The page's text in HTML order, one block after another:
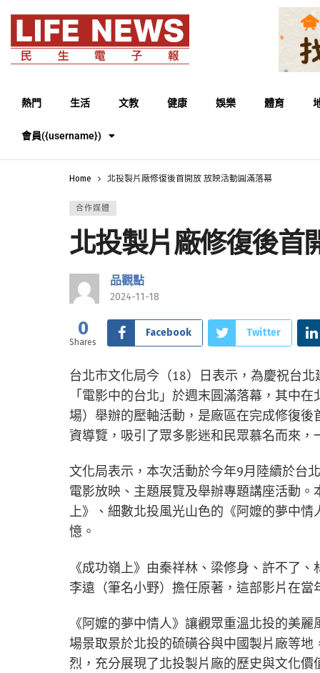
熱門 生活 文教 健康 娛樂 體育
會員({username})
Home 北投製片廠修復後首開放 放映活動圓滿落幕
合作媒體
北投製片廠修復後首
品觀點
2024-11-18
0
Shares
Facebook Twitter
台北市文化局今（18）日表示，為慶祝台
「電影中的台北」於週末圓滿落幕，其中
場）舉辦的壓軸活動，是廠區在完成修復
資導覽，吸引了眾多影迷和民眾慕名而來
文化局表示，本次活動於今年9月陸續於台
電影放映、主題展覽及舉辦專題講座活動
上》、細數北投風光山色的《阿嬤的夢中
憶。
《成功嶺上》由秦祥林、梁修身、許不了
李遠（筆名小野）擔任原著，這部影片在
《阿嬤的夢中情人》讓觀眾重溫北投的美
場景取景於北投的硫磺谷與中國製片廠等
烈，充分展現了北投製片廠的歷史與文化價